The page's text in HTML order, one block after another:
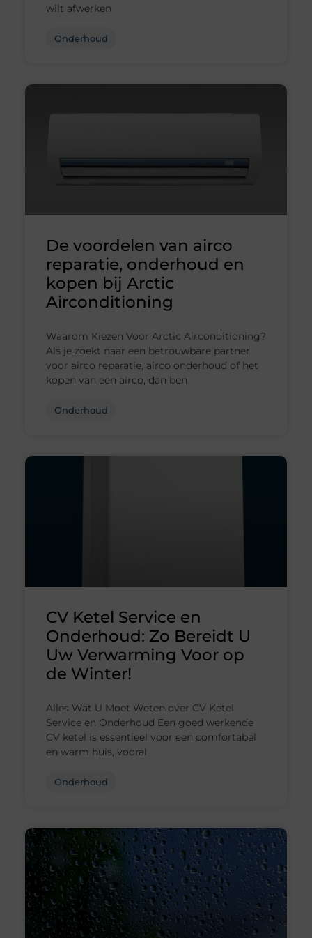
wilt afwerken
Onderhoud
De voordelen van airco
reparatie, onderhoud en
kopen bij Arctic
Airconditioning
Waarom Kiezen Voor Arctic Airconditioning?
Als je zoekt naar een betrouwbare partner
voor airco reparatie, airco onderhoud of het
kopen van een airco, dan ben
Onderhoud
CV Ketel Service en
Onderhoud: Zo Bereidt U
Uw Verwarming Voor op
de Winter!
Alles Wat U Moet Weten over CV Ketel
Service en Onderhoud Een goed werkende
CV ketel is essentieel voor een comfortabel
en warm huis, vooral
Onderhoud